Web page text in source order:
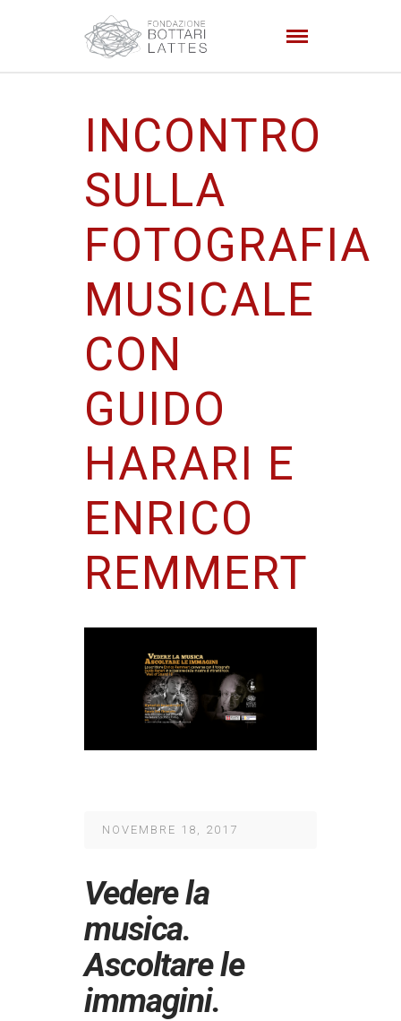
INCONTRO
SULLA
FOTOGRAFIA
MUSICALE
CON
GUIDO
HARARI E
ENRICO
REMMERT
NOVEMBRE 18, 2017
Vedere la
musica.
Ascoltare le
immagini.